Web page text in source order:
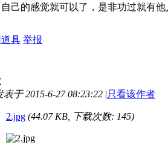
己的感觉就可以了，是非功过就有
具 举报
表于 2015-6-27 08:23:22 |只看该作者
2.jpg (44.07 KB, 下载次数: 145)